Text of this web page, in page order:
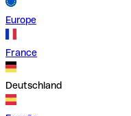
Europe
France
Deutschland